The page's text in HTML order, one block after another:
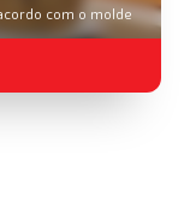
com o molde